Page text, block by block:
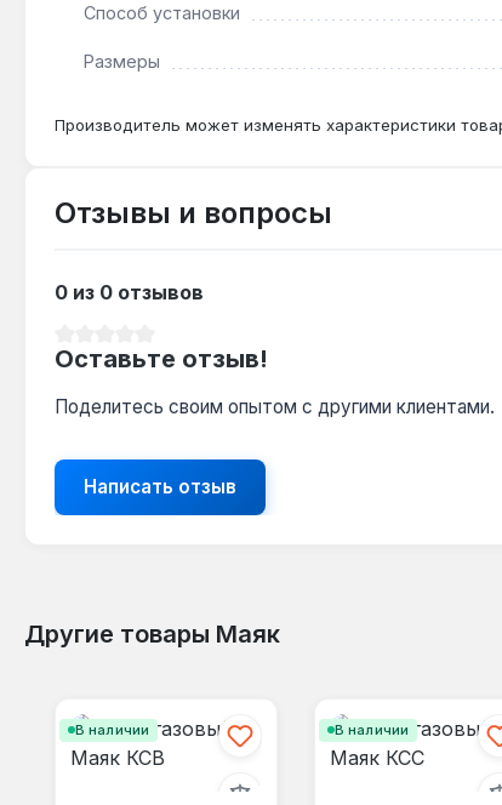
Способ установки
Размеры
Производитель может изменять характеристики
Отзывы и вопросы
0 из 0 отзывов
Оставьте отзыв!
Поделитесь своим опытом с другими клиентами.
Написать отзыв
Другие товары Маяк
В наличии В наличии